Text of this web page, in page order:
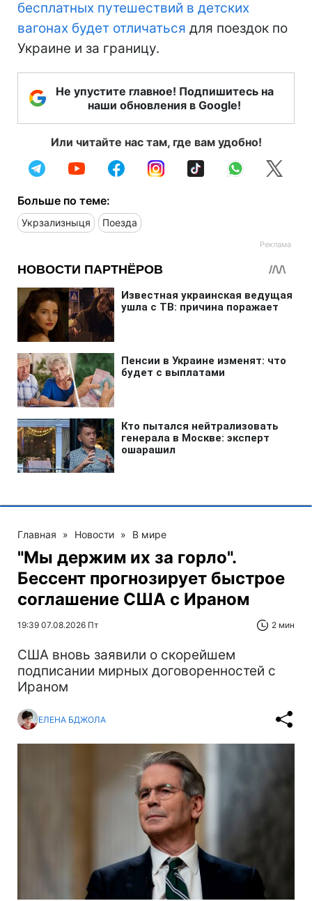
бесплатных путешествий в детских
вагонах будет отличаться для поездок по
Украине и за границу.
Не упустите главное! Подпишитесь на
наши обновления в Google!
Или читайте нас там, где вам удобно!
Больше по теме:
Укрзализныця Поезда
Главная » Новости » В мире
"Мы держим их за горло".
Бессент прогнозирует быстрое
соглашение США с Ираном
19:39 07.08.2026 Пт 2 мин
США вновь заявили о скорейшем
подписании мирных договоренностей с
Ираном
ЕЛЕНА БДЖОЛА